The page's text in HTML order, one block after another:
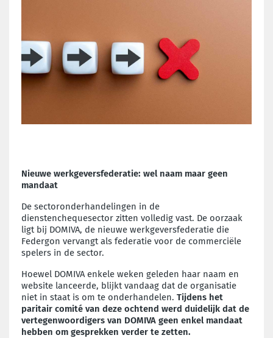
Nieuwe werkgeversfederatie: wel naam maar geen
mandaat
De sectoronderhandelingen in de
dienstenchequesector zitten volledig vast. De oorzaak
ligt bij DOMIVA, de nieuwe werkgeversfederatie die
Federgon vervangt als federatie voor de commerciële
spelers in de sector.
Hoewel DOMIVA enkele weken geleden haar naam en
website lanceerde, blijkt vandaag dat de organisatie
niet in staat is om te onderhandelen. Tijdens het
paritair comité van deze ochtend werd duidelijk dat de
vertegenwoordigers van DOMIVA geen enkel mandaat
hebben om gesprekken verder te zetten.